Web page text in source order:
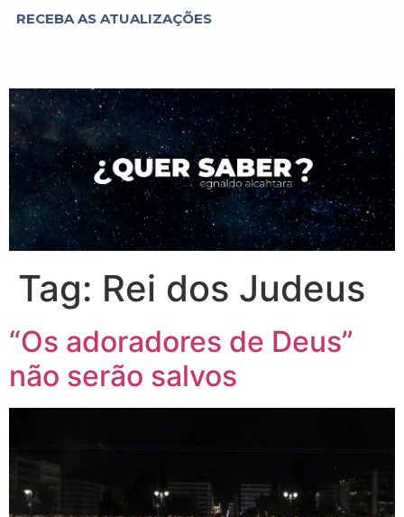
RECEBA AS ATUALIZAÇÕES
Tag: Rei dos Judeus
“Os adoradores de Deus”
não serão salvos